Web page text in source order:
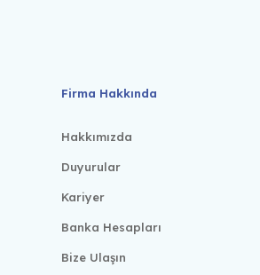
Firma Hakkında
Hakkımızda
Duyurular
Kariyer
Banka Hesapları
Bize Ulaşın